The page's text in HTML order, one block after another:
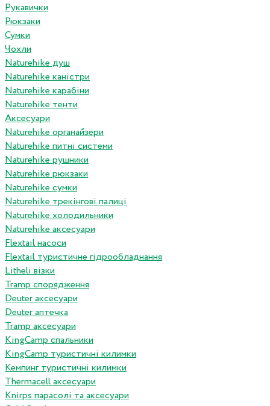
Рукавички
Рюкзаки
Сумки
Чохли
Naturehike душ
Naturehike каністри
Naturehike карабіни
Naturehike тенти
Аксесуари
Naturehike органайзери
Naturehike питні системи
Naturehike рушники
Naturehike рюкзаки
Naturehike сумки
Naturehike трекінгові палиці
Naturehike холодильники
Naturehike аксесуари
Flextail насоси
Flextail туристичне гідрообладнання
Litheli візки
Tramp спорядження
Deuter аксесуари
Deuter аптечка
Tramp аксесуари
KingCamp спальники
KingCamp туристичні килимки
Кемпинг туристичні килимки
Thermacell аксесуари
Knirps парасолі та аксесуари